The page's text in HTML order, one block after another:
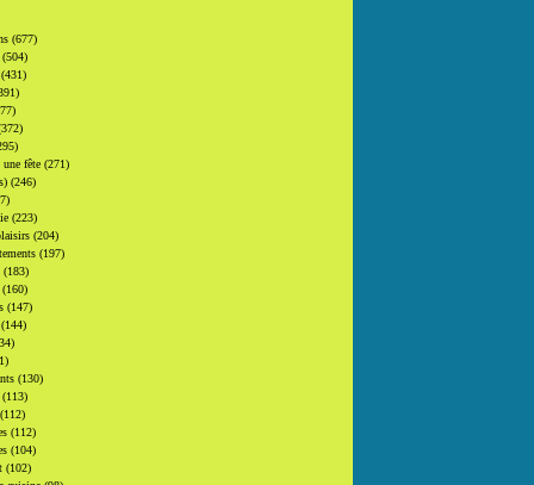
(677)
(504)
(431)
une fête (271)
(246)
(223)
(204)
(197)
(183)
(160)
(147)
(144)
(130)
(113)
(112)
(112)
(104)
(102)